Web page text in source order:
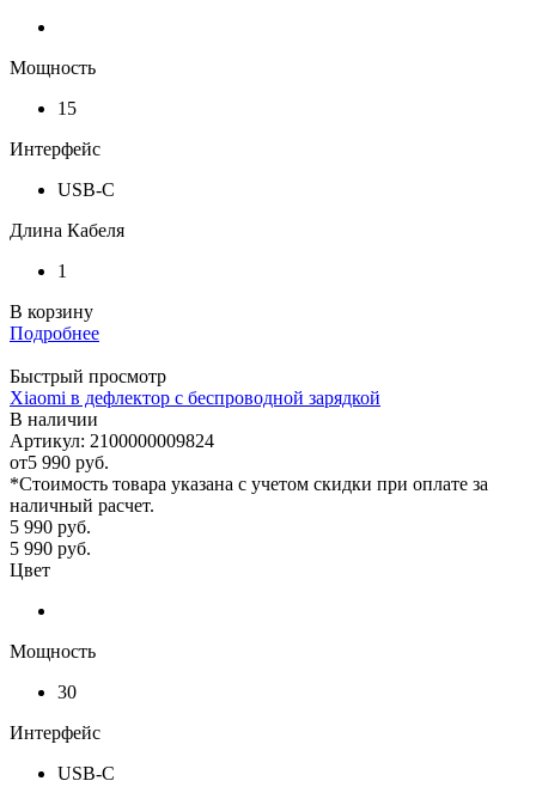
Мощность
15
Интерфейс
USB-C
Длина Кабеля
1
В корзину
Подробнее
Быстрый просмотр
Xiaomi в дефлектор с беспроводной зарядкой
В наличии
Артикул: 2100000009824
от5 990 руб.
*Стоимость товара указана с учетом скидки при оплате за
наличный расчет.
5 990 руб.
5 990 руб.
Цвет
Мощность
30
Интерфейс
USB-C